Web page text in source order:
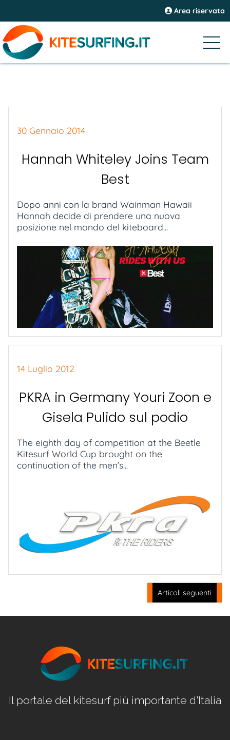
Area riservata
30 Gennaio 2014
Hannah Whiteley Joins Team
Best
Dopo anni con la brand Wainman Hawaii
Hannah decide di prendere una nuova
posizione nel mondo del kiteboard...
14 Luglio 2012
PKRA in Germany Youri Zoon e
Gisela Pulido sul podio
The eighth day of competition at the Beetle
Kitesurf World Cup brought on the
continuation of the men’s...
articoli
Articoli seguenti
Il portale del kitesurf più importante d'Italia